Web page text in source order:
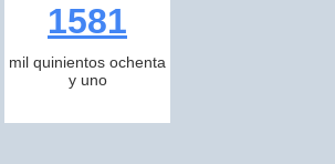
1581
mil quinientos ochenta
y uno